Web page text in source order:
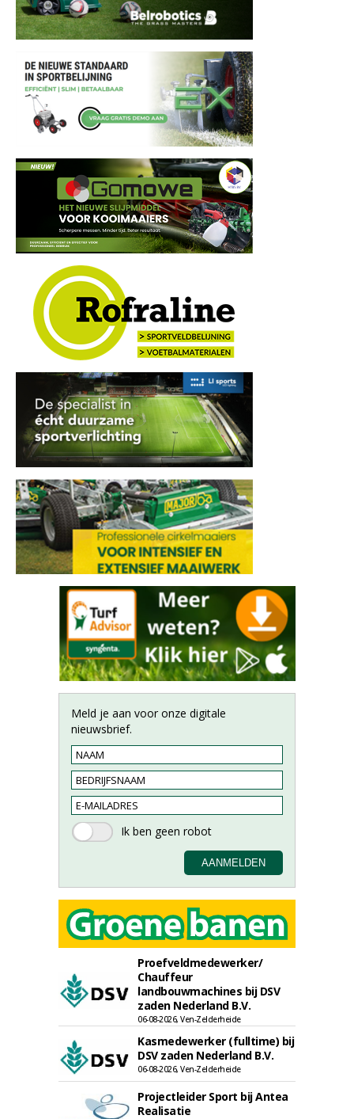
Meld je aan voor onze digitale
nieuwsbrief.
Proefveldmedewerker/
Chauffeur
landbouwmachines bij DSV
zaden Nederland B.V.
06-08-2026, Ven-Zelderheide
Kasmedewerker (fulltime) bij
DSV zaden Nederland B.V.
06-08-2026, Ven-Zelderheide
Projectleider Sport bij Antea
Realisatie